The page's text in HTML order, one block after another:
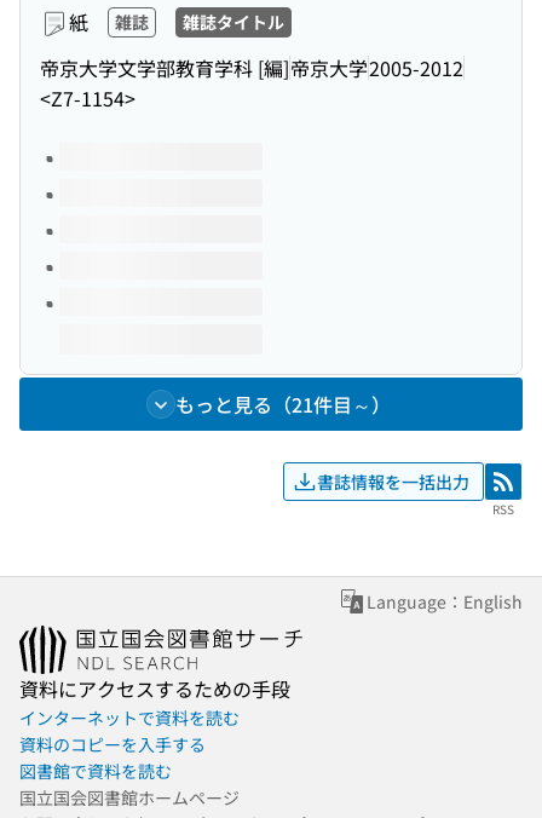
紙 雑誌 雑誌タイトル
帝京大学文学部教育学科 [編]帝京大学2005-2012
<Z7-1154>
このタイトルの巻号
もっと見る（21件目～）
書誌情報を一括出力 RSS
RSS
Language：English
資料にアクセスするための手段
インターネットで資料を読む
資料のコピーを入手する
図書館で資料を読む
国立国会図書館ホームページ